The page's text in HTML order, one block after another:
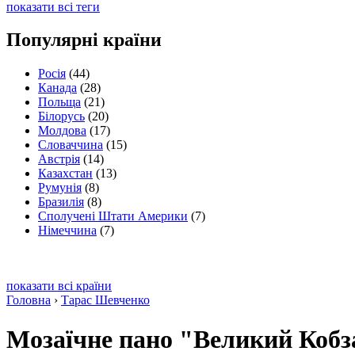
показати всі теги
Популярні країни
Росія (44)
Канада (28)
Польща (21)
Білорусь (20)
Молдова (17)
Словаччина (15)
Австрія (14)
Казахстан (13)
Румунія (8)
Бразилія (8)
Сполучені Штати Америки (7)
Німеччина (7)
показати всі країни
Головна › Тарас Шевченко
Мозаїчне пано "Великий